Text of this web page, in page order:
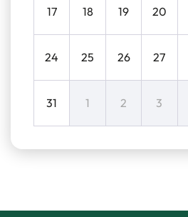
17 18 19 20
24 25 26 27
31 1 2 3